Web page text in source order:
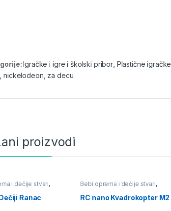
Igračke i igre i školski pribor Plastične igračke
,nickelodeon za decu
proizvodi
i dečije stvari,
i školski pribor
i školske torbe
za školu i vrtić
Ranac
Bebi oprema i dečije stvari,
Igračke i igre i školski pribor
Igračke na daljinski
RC nano Kvadrokopter M2